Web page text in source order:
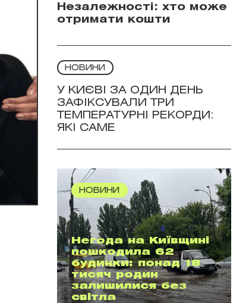
Незалежності: хто може
отримати кошти
НОВИНИ
У КИЄВІ ЗА ОДИН ДЕНЬ
ЗАФІКСУВАЛИ ТРИ
ТЕМПЕРАТУРНІ РЕКОРДИ:
ЯКІ САМЕ
НОВИНИ
Негода на Київщині
пошкодила 62
будинки: понад 18
тисяч родин
залишилися без
світла